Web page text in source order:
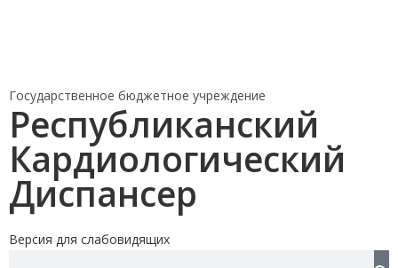
Государственное бюджетное учреждение
Республиканский
Кардиологический
Диспансер
Версия для слабовидящих